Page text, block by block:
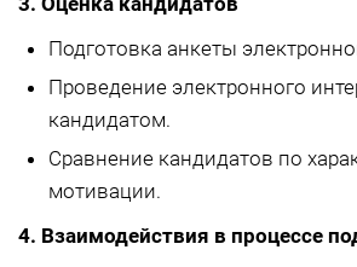
Подготовка анкеты
Проведение электронного
кандидатом.
Сравнение кандидатов по
мотивации.
4. Взаимодействия в процессе